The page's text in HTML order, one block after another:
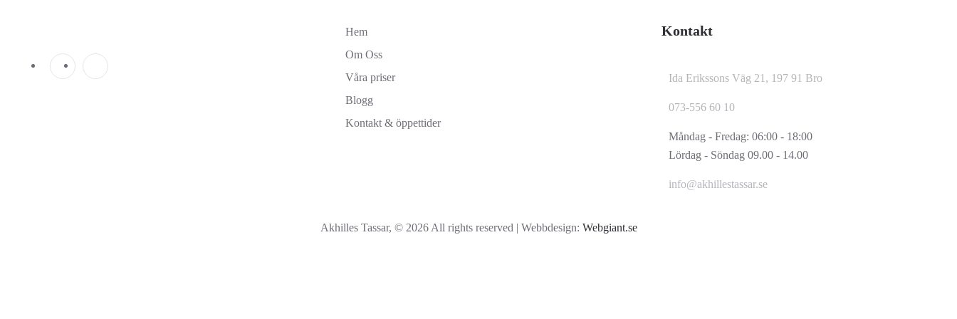
Hem
Om Oss
Våra priser
Blogg
Kontakt & öppettider
Kontakt
Ida Erikssons Väg 21, 197 91 Bro
073-556 60 10
Måndag - Fredag: 06:00 - 18:00
Lördag - Söndag 09.00 - 14.00
info@akhillestassar.se
Akhilles Tassar, © 2026 All rights reserved | Webbdesign: Webgiant.se